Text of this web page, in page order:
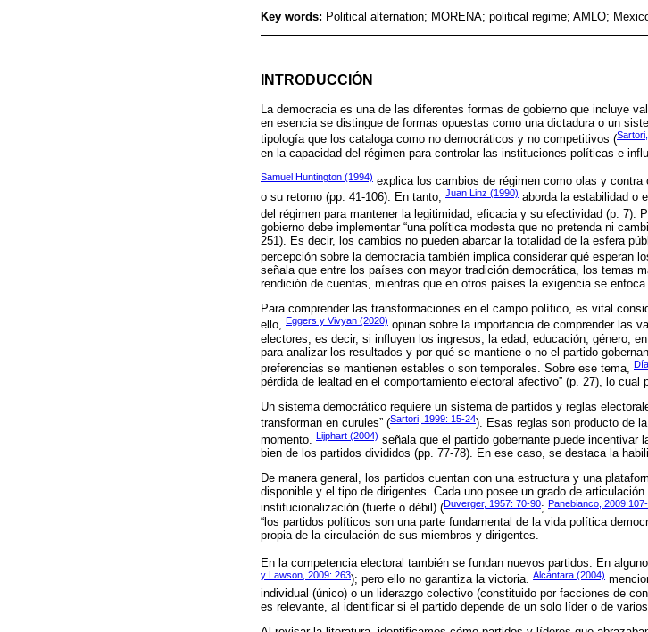
Key words: Political alternation; MORENA; political regime; AMLO;
INTRODUCCIÓN
La democracia es una de las diferentes formas de gobierno que incluye
en esencia se distingue de formas opuestas como una dictadura o un
tipología que los cataloga como no democráticos y no competitivos (
en la capacidad del régimen para controlar las instituciones políticas e
Samuel Huntington (1994) explica los cambios de régimen como olas y
o su retorno (pp. 41-106). En tanto, Juan Linz (1990) aborda la estabilidad o
del régimen para mantener la legitimidad, eficacia y su efectividad (p. 7).
gobierno debe implementar “una política modesta que no pretenda ni
251). Es decir, los cambios no pueden abarcar la totalidad de la esfera
percepción sobre la democracia también implica considerar qué esperan
señala que entre los países con mayor tradición democrática, los temas
rendición de cuentas, mientras que en otros países la exigencia se
Para comprender las transformaciones en el campo político, es vital
ello, Eggers y Vivyan (2020) opinan sobre la importancia de comprender las
electores; es decir, si influyen los ingresos, la edad, educación, género,
para analizar los resultados y por qué se mantiene o no el partido
preferencias se mantienen estables o son temporales. Sobre ese tema,
pérdida de lealtad en el comportamiento electoral afectivo” (p. 27), lo
Un sistema democrático requiere un sistema de partidos y reglas
transforman en curules” (Sartori, 1999: 15-24). Esas reglas son producto de
momento. Lijphart (2004) señala que el partido gobernante puede
bien de los partidos divididos (pp. 77-78). En ese caso, se destaca la
De manera general, los partidos cuentan con una estructura y una
disponible y el tipo de dirigentes. Cada uno posee un grado de
institucionalización (fuerte o débil) (Duverger, 1957: 70-90; Panebianco,
“los partidos políticos son una parte fundamental de la vida política
propia de la circulación de sus miembros y dirigentes.
En la competencia electoral también se fundan nuevos partidos. En
y Lawson, 2009: 263); pero ello no garantiza la victoria. Alcántara (2004)
individual (único) o un liderazgo colectivo (constituido por facciones de
es relevante, al identificar si el partido depende de un solo líder o de varios.